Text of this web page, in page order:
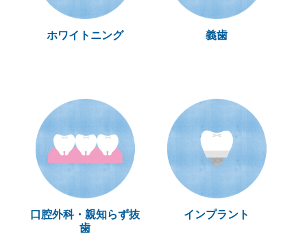
ホワイトニング 義歯
口腔外科・親知らず抜
歯
インプラント